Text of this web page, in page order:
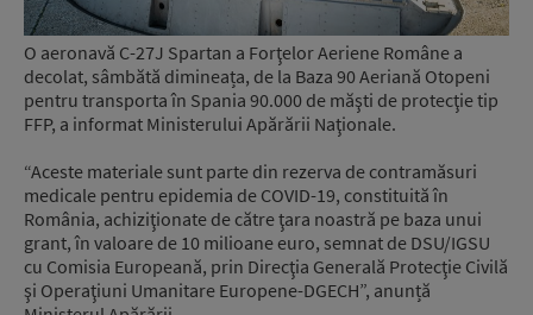
O aeronavă C-27J Spartan a Forţelor Aeriene Române a
decolat, sâmbătă dimineața, de la Baza 90 Aeriană Otopeni
pentru transporta în Spania 90.000 de măşti de protecţie tip
FFP, a informat Ministerului Apărării Naţionale.
“Aceste materiale sunt parte din rezerva de contramăsuri
medicale pentru epidemia de COVID-19, constituită în
România, achiziţionate de către ţara noastră pe baza unui
grant, în valoare de 10 milioane euro, semnat de DSU/IGSU
cu Comisia Europeană, prin Direcţia Generală Protecţie Civilă
şi Operaţiuni Umanitare Europene-DGECH”, anunță